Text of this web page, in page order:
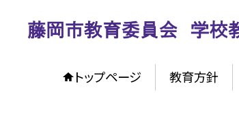
トップページ 教育方針